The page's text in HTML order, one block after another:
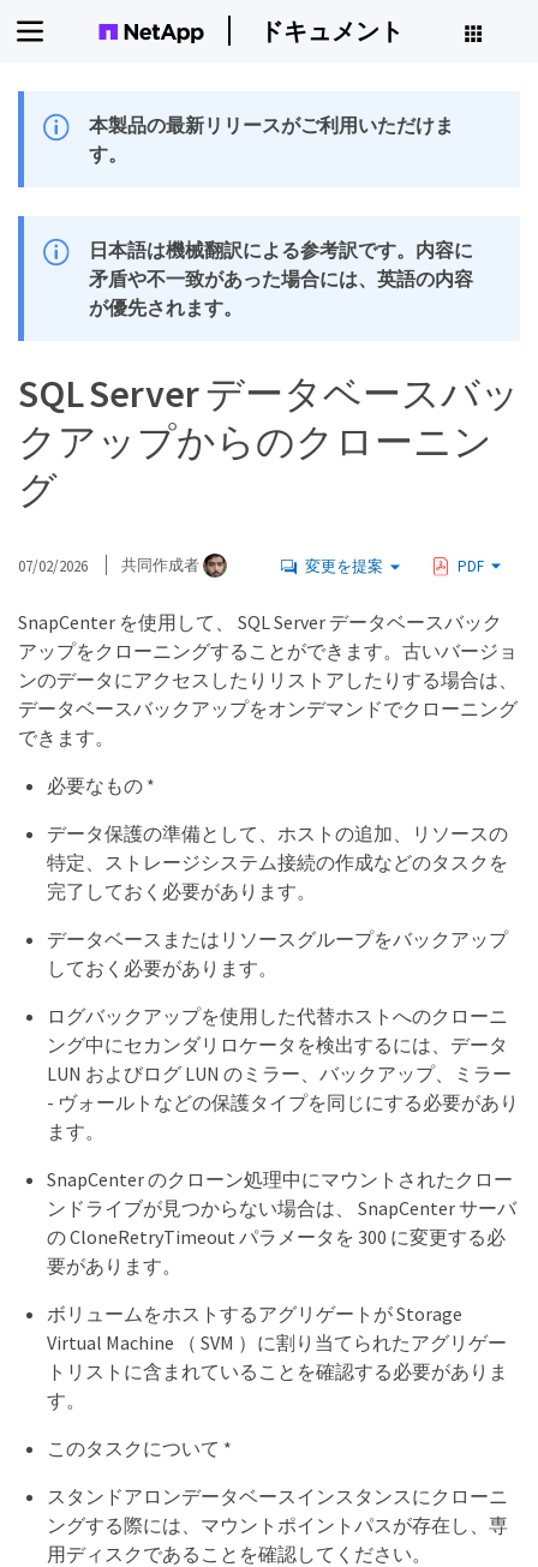
ドキュメント
本製品の最新リリースがご利用いただけま
す。
日本語は機械翻訳による参考訳です。内容に
矛盾や不一致があった場合には、英語の内容
が優先されます。
SQL Server データベースバッ
クアップからのクローニン
グ
07/02/2026 共同作成者 変更を提案 PDF
SnapCenter を使用して、 SQL Server データベースバック
アップをクローニングすることができます。古いバージョ
ンのデータにアクセスしたりリストアしたりする場合は、
データベースバックアップをオンデマンドでクローニング
できます。
必要なもの *
データ保護の準備として、ホストの追加、リソースの
特定、ストレージシステム接続の作成などのタスクを
完了しておく必要があります。
データベースまたはリソースグループをバックアップ
しておく必要があります。
ログバックアップを使用した代替ホストへのクローニ
ング中にセカンダリロケータを検出するには、データ
LUN およびログ LUN のミラー、バックアップ、ミラー
- ヴォールトなどの保護タイプを同じにする必要があり
ます。
SnapCenter のクローン処理中にマウントされたクロー
ンドライブが見つからない場合は、 SnapCenter サーバ
の CloneRetryTimeout パラメータを 300 に変更する必
要があります。
ボリュームをホストするアグリゲートが Storage
Virtual Machine （ SVM ）に割り当てられたアグリゲー
トリストに含まれていることを確認する必要がありま
す。
このタスクについて *
スタンドアロンデータベースインスタンスにクローニ
ングする際には、マウントポイントパスが存在し、専
用ディスクであることを確認してください。